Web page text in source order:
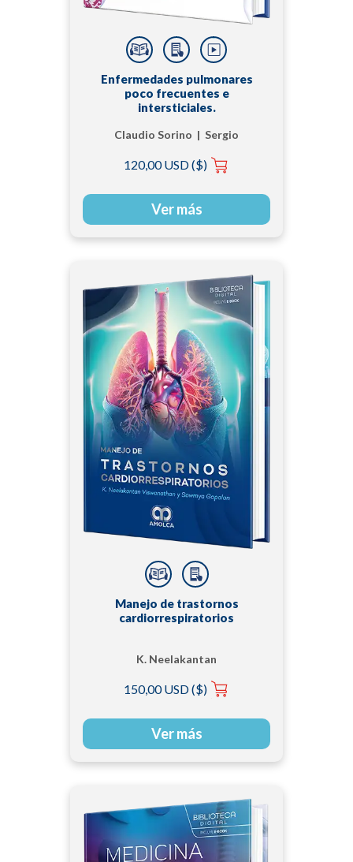
Enfermedades pulmonares
poco frecuentes e
intersticiales.
Claudio Sorino | Sergio
120,00 USD ($)
Ver más
Manejo de trastornos
cardiorrespiratorios
K. Neelakantan
Gopalan
150,00 USD ($)
Ver más